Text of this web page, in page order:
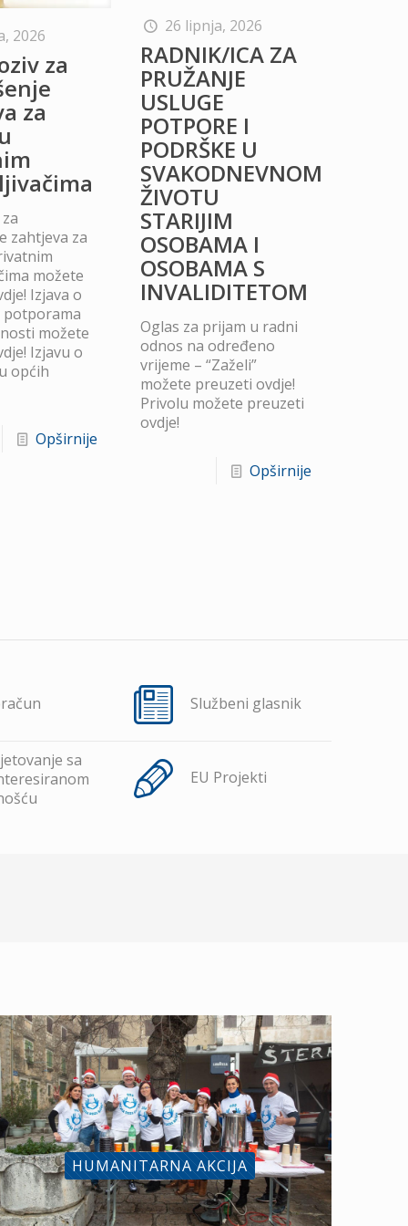
2026
za
za
zahtjeva za
možete
Izjava o
možete
Izjavu o
općih
Opširnije
26 lipnja, 2026
RADNIK/ICA ZA
PRUŽANJE
USLUGE
POTPORE I
PODRŠKE U
SVAKODNEVNOM
ŽIVOTU
STARIJIM
OSOBAMA I
OSOBAMA S
INVALIDITETOM
Oglas za prijam u radni
odnos na određeno
vrijeme – “Zaželi”
možete preuzeti ovdje!
Privolu možete preuzeti
ovdje!
Opširnije
Službeni glasnik
sa
EU Projekti
HUMANITARNA AKCIJA